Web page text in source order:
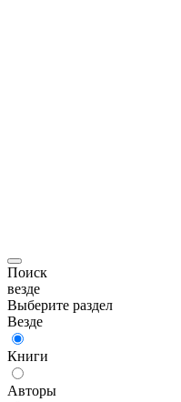
Поиск
везде
Выберите раздел
Везде
Книги
Авторы